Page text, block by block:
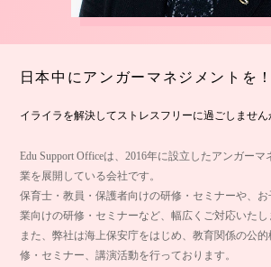
日本中にアンガーマネジメントを！
イライラを解決してストレスフリーに過ごしません
Edu Support Officeは、2016年に設立したアンガー
業を展開している会社です。
保育士・教員・保護者向けの研修・セミナーや、
業向けの研修・セミナーなど、幅広くご対応いたし
また、弊社は海上保安庁をはじめ、教育関係の公
修・セミナー、講演活動を行っております。